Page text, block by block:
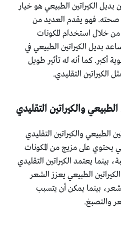
بديل الكيراتين الطبيعي هو خيار
فهو يقدم العديد من
من خلال استخدام المكونات
بديل الكيراتين الطبيعي في
أكبر. كما أنه له تأثير طويل
الكيراتين التقليدي.
والكيراتين التقليدي
الطبيعي والكيراتين التقليدي
يحتوي على مزيج من المكونات
بينما يعتمد الكيراتين التقليدي
الطبيعي يعزز الشعر
بينما يمكن أن يتسبب
والتصبغ.